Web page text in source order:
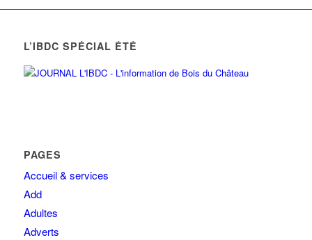
L’IBDC SPÉCIAL ÉTÉ
PAGES
Accueil & services
Add
Adultes
Adverts